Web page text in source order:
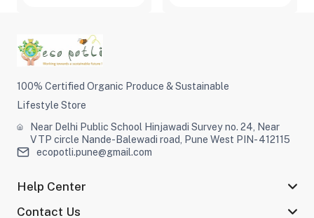
100% Certified Organic Produce & Sustainable
Lifestyle Store
Near Delhi Public School Hinjawadi Survey no. 24, Near
VTP circle Nande-Balewadi road, Pune West PIN- 412115
ecopotli.pune@gmail.com
Help Center
Contact Us